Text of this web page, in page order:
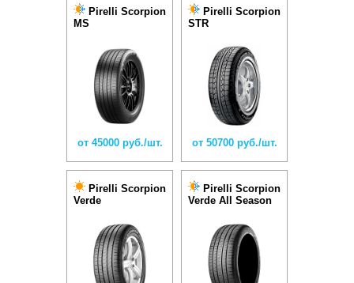
Pirelli Scorpion
MS
от 45000 руб./шт.
Pirelli Scorpion
STR
от 50700 руб./шт.
Pirelli Scorpion
Verde
Pirelli Scorpion
Verde All Season